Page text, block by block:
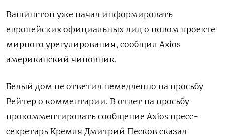
Вашингтон уже начал информировать
европейских официальных лиц о новом проекте
мирного урегулирования, сообщил Axios
американский чиновник.
Белый дом не ответил немедленно на просьбу
Рейтер о комментарии. В ответ на просьбу
прокомментировать сообщение Axios пресс-
секретарь Кремля Дмитрий Песков сказал